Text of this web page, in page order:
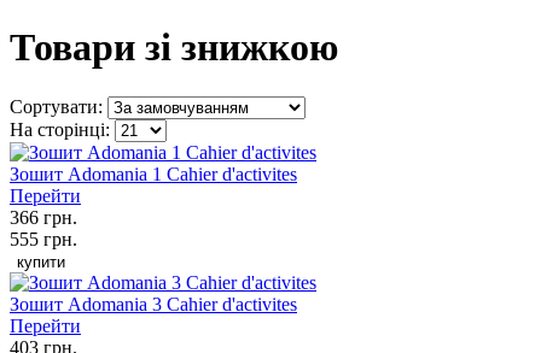
Товари зі знижкою
Сортувати:
На сторінці:
Зошит Adomania 1 Cahier d'activites
Перейти
366 грн.
555 грн.
купити
Зошит Adomania 3 Cahier d'activites
Перейти
403 грн.